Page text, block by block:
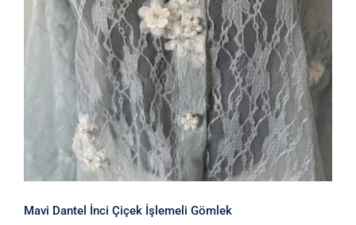
Mavi Dantel İnci Çiçek İşlemeli Gömlek